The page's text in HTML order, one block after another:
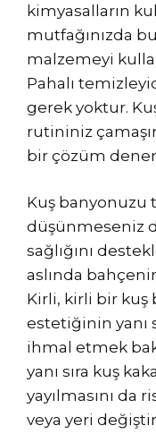
kimyasalların
mutfağınızda
malzemeyi
Pahalı
gerek yoktur.
rutininiz
bir çözüm
Kuş banyonuzu
düşünmeseniz
sağlığını
aslında
Kirli, kirli bir
estetiğinin yanı
ihmal etmek
yanı sıra kuş
yayılmasını da
veya yeri